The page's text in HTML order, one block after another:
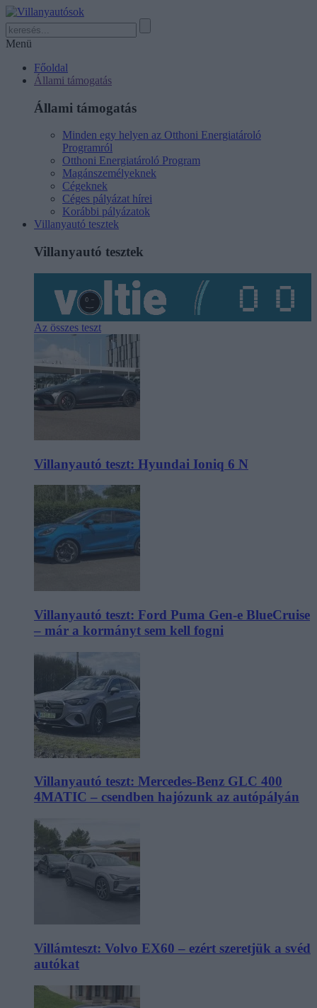
Menü
Főoldal
Állami támogatás
Állami támogatás
Minden egy helyen az Otthoni Energiatároló
Programról
Otthoni Energiatároló Program
Magánszemélyeknek
Cégeknek
Céges pályázat hírei
Korábbi pályázatok
Villanyautó tesztek
Villanyautó tesztek
Az összes teszt
Villanyautó teszt: Hyundai Ioniq 6 N
Villanyautó teszt: Ford Puma Gen-e BlueCruise
– már a kormányt sem kell fogni
Villanyautó teszt: Mercedes-Benz GLC 400
4MATIC – csendben hajózunk az autópályán
Villámteszt: Volvo EX60 – ezért szeretjük a svéd
autókat